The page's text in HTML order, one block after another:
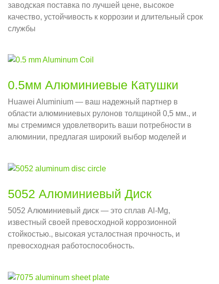
заводская поставка по лучшей цене, высокое
качество, устойчивость к коррозии и длительный срок
службы
0.5мм Алюминиевые Катушки
Huawei Aluminium — ваш надежный партнер в
области алюминиевых рулонов толщиной 0,5 мм., и
мы стремимся удовлетворить ваши потребности в
алюминии, предлагая широкий выбор моделей и
5052 Алюминиевый Диск
5052 Алюминиевый диск — это сплав Al-Mg,
известный своей превосходной коррозионной
стойкостью., высокая усталостная прочность, и
превосходная работоспособность.